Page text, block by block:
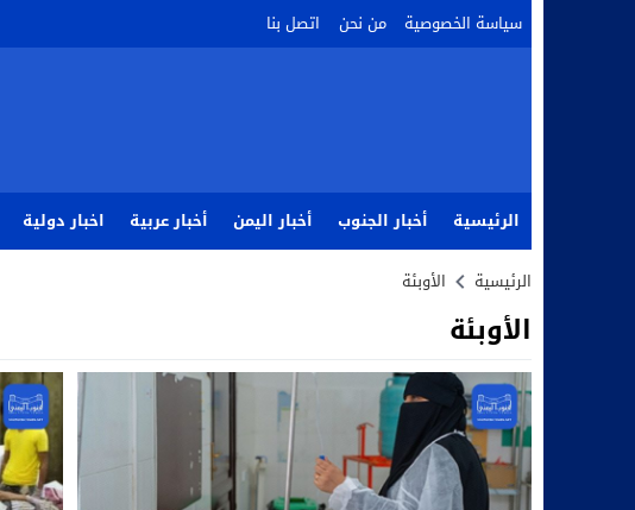
سياسة الخصوصية من نحن اتصل بنا
الرئيسية أخبار الجنوب أخبار اليمن أخبار عربية اخبار دولية
الرئيسية الأوبئة
الأوبئة